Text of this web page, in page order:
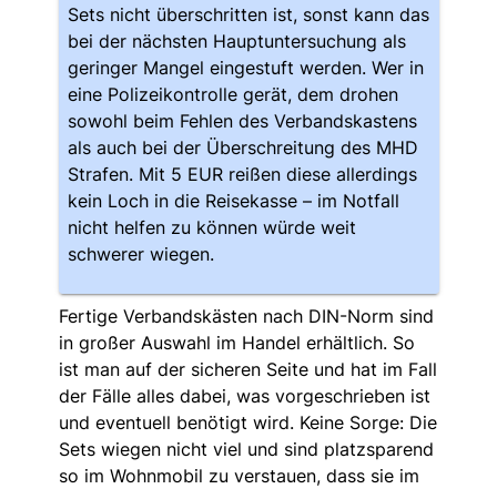
Sets nicht überschritten ist, sonst kann das
bei der nächsten Hauptuntersuchung als
geringer Mangel eingestuft werden. Wer in
eine Polizeikontrolle gerät, dem drohen
sowohl beim Fehlen des Verbandskastens
als auch bei der Überschreitung des MHD
Strafen. Mit 5 EUR reißen diese allerdings
kein Loch in die Reisekasse – im Notfall
nicht helfen zu können würde weit
schwerer wiegen.
Fertige Verbandskästen nach DIN-Norm sind
in großer Auswahl im Handel erhältlich. So
ist man auf der sicheren Seite und hat im Fall
der Fälle alles dabei, was vorgeschrieben ist
und eventuell benötigt wird. Keine Sorge: Die
Sets wiegen nicht viel und sind platzsparend
so im Wohnmobil zu verstauen, dass sie im